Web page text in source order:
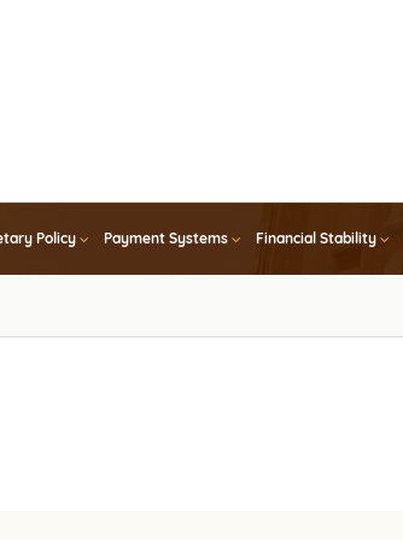
Policy Payment Systems Financial Stability